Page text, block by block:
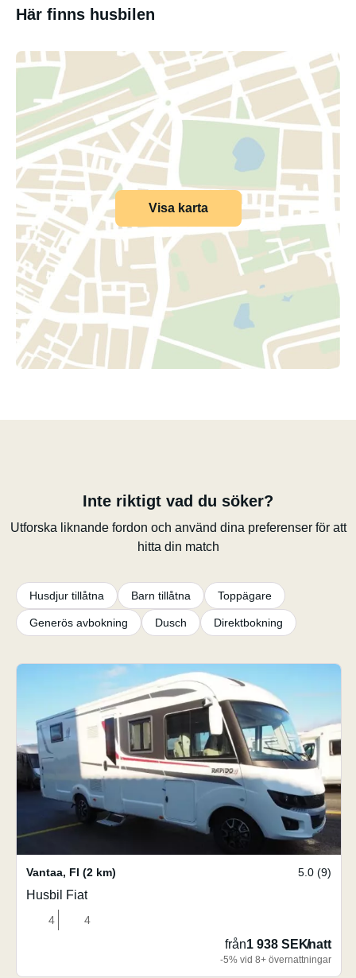
Här finns husbilen
Visa karta
Inte riktigt vad du söker?
Utforska liknande fordon och använd dina preferenser för att
hitta din match
Husdjur tillåtna Barn tillåtna Toppägare
Generös avbokning Dusch Direktbokning
Vantaa, FI (2 km) 5.0 (9)
Husbil Fiat
4 4
från1 938 SEK/natt
-5% vid 8+ övernattningar